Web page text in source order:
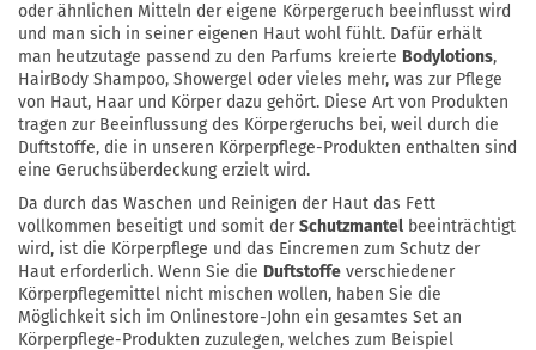
oder ähnlichen Mitteln der eigene Körpergeruch beeinflusst wird
und man sich in seiner eigenen Haut wohl fühlt. Dafür erhält
man heutzutage passend zu den Parfums kreierte Bodylotions,
HairBody Shampoo, Showergel oder vieles mehr, was zur Pflege
von Haut, Haar und Körper dazu gehört. Diese Art von Produkten
tragen zur Beeinflussung des Körpergeruchs bei, weil durch die
Duftstoffe, die in unseren Körperpflege-Produkten enthalten sind
eine Geruchsüberdeckung erzielt wird.
Da durch das Waschen und Reinigen der Haut das Fett
vollkommen beseitigt und somit derSchutzmantel beeinträchtigt
wird, ist die Körperpflege und das Eincremen zum Schutz der
Haut erforderlich. Wenn Sie die Duftstoffe verschiedener
Körperpflegemittel nicht mischen wollen, haben Sie die
Möglichkeit sich im Onlinestore-John ein gesamtes Set an
Körperpflege-Produkten zuzulegen, welches zum Beispiel